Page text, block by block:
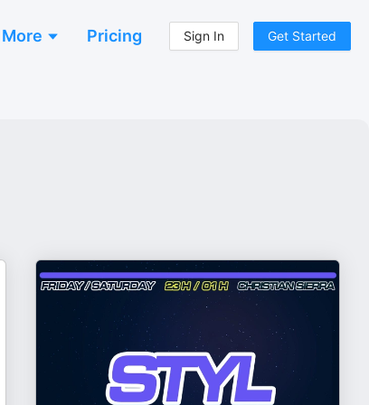
More Pricing Sign In Get Started